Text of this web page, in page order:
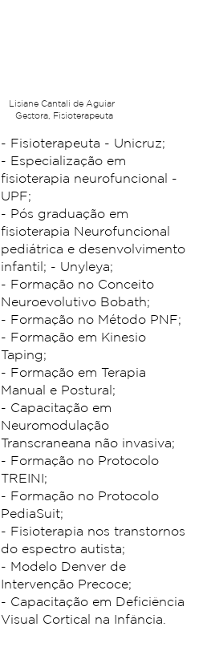
Lisiane Cantali de Aguiar
Gestora, Fisioterapeuta
- Fisioterapeuta - Unicruz;
- Especialização em
fisioterapia neurofuncional -
UPF;
- Pós graduação em
fisioterapia Neurofuncional
pediátrica e desenvolvimento
infantil; - Unyleya;
- Formação no Conceito
Neuroevolutivo Bobath;
- Formação no Método PNF;
- Formação em Kinesio
Taping;
- Formação em Terapia
Manual e Postural;
- Capacitação em
Neuromodulação
Transcraneana não invasiva;
- Formação no Protocolo
TREINI;
- Formação no Protocolo
PediaSuit;
- Fisioterapia nos transtornos
do espectro autista;
- Modelo Denver de
Intervenção Precoce;
- Capacitação em Deficiência
Visual Cortical na Infância.